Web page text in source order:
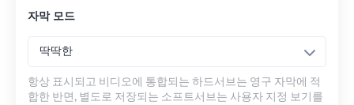
자막 모드
딱딱한
항상 표시되고 비디오에 통합되는 하드서브는 영구 자막에 적
합한 반면, 별도로 저장되는 소프트서브는 사용자 지정 보기를